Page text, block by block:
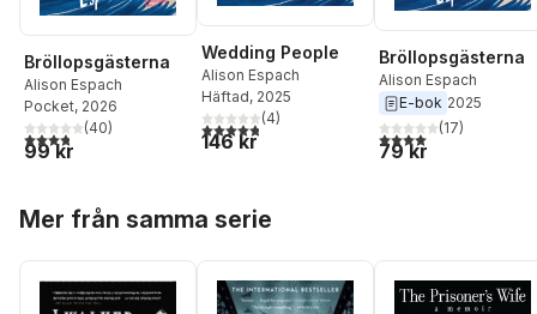
Bröllopsgästerna
Alison Espach
Pocket, 2026
3,8utav 5 stjärnor. Totalt antal röster:
(40)
99 kr
Wedding People
Alison Espach
Häftad, 2025
4,8utav 5 stjärnor. Totalt antal röster:
(4)
146 kr
Bröllopsgästerna
Alison Espach
E-bok 2025
4,0utav 5 stjärnor.
(17)
79 kr
Mer från samma serie